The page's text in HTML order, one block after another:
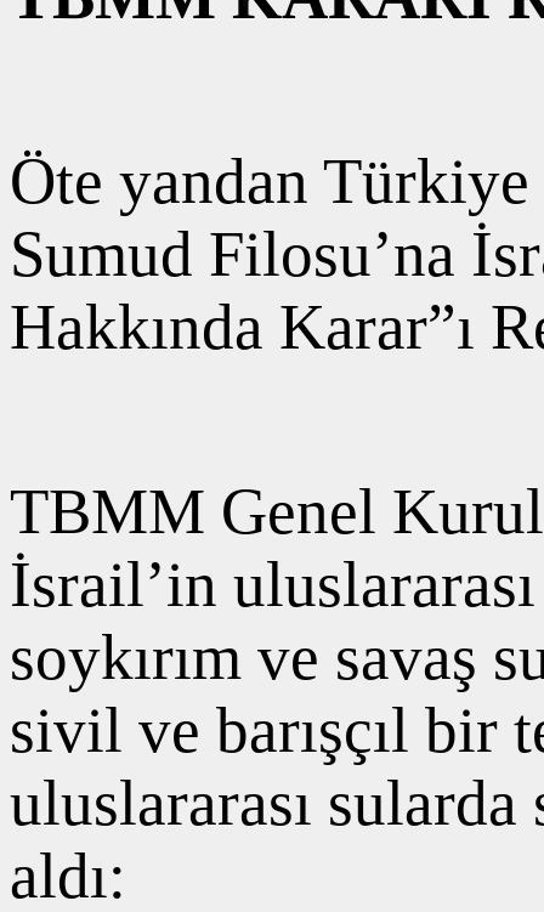
Öte yandan
Sumud Filosu’na
Hakkında Karar”ı
TBMM Genel
İsrail’in
soykırım ve savaş
sivil ve barışçıl bir
uluslararası sularda
aldı: